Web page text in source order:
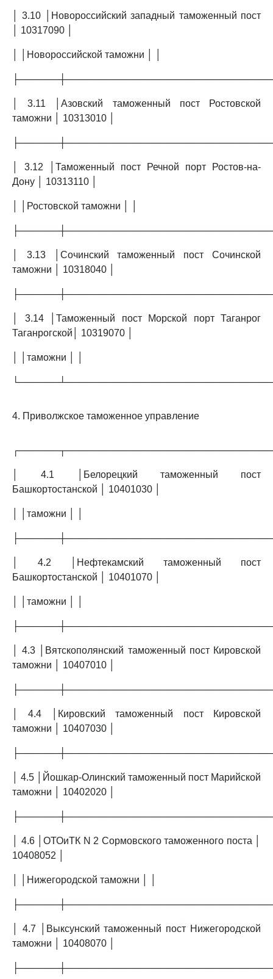
│ 3.10 │Новороссийский западный таможенный пост
│ 10317090 │
│ │Новороссийской таможни │ │
│ 3.11 │Азовский таможенный пост Ростовской
таможни │ 10313010 │
│ 3.12 │Таможенный пост Речной порт Ростов-на-
Дону │ 10313110 │
│ │Ростовской таможни │ │
│ 3.13 │Сочинский таможенный пост Сочинской
таможни │ 10318040 │
│ 3.14 │Таможенный пост Морской порт Таганрог
Таганрогской│ 10319070 │
│ │таможни │ │
4. Приволжское таможенное управление
│ 4.1 │Белорецкий таможенный пост
Башкортостанской │ 10401030 │
│ │таможни │ │
│ 4.2 │Нефтекамский таможенный пост
Башкортостанской │ 10401070 │
│ │таможни │ │
│ 4.3 │Вятскополянский таможенный пост Кировской
таможни │ 10407010 │
│ 4.4 │Кировский таможенный пост Кировской
таможни │ 10407030 │
│ 4.5 │Йошкар-Олинский таможенный пост Марийской
таможни │ 10402020 │
│ 4.6 │ОТОиТК N 2 Сормовского таможенного поста │
10408052 │
│ │Нижегородской таможни │ │
│ 4.7 │Выксунский таможенный пост Нижегородской
таможни │ 10408070 │